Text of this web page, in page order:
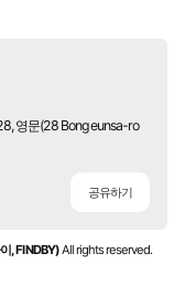
영문(28 Bongeunsa-ro
공유하기
, FINDBY)All rights reserved.